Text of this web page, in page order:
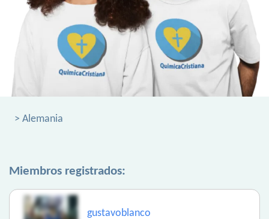
> Alemania
Miembros registrados:
gustavoblanco